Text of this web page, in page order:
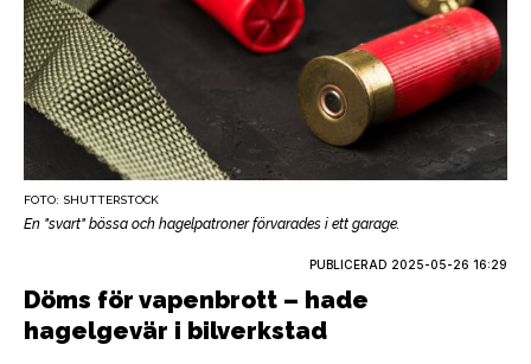
FOTO: SHUTTERSTOCK
En "svart" bössa och hagelpatroner förvarades i ett garage.
PUBLICERAD 2025-05-26 16:29
Döms för vapenbrott – hade
hagelgevär i bilverkstad